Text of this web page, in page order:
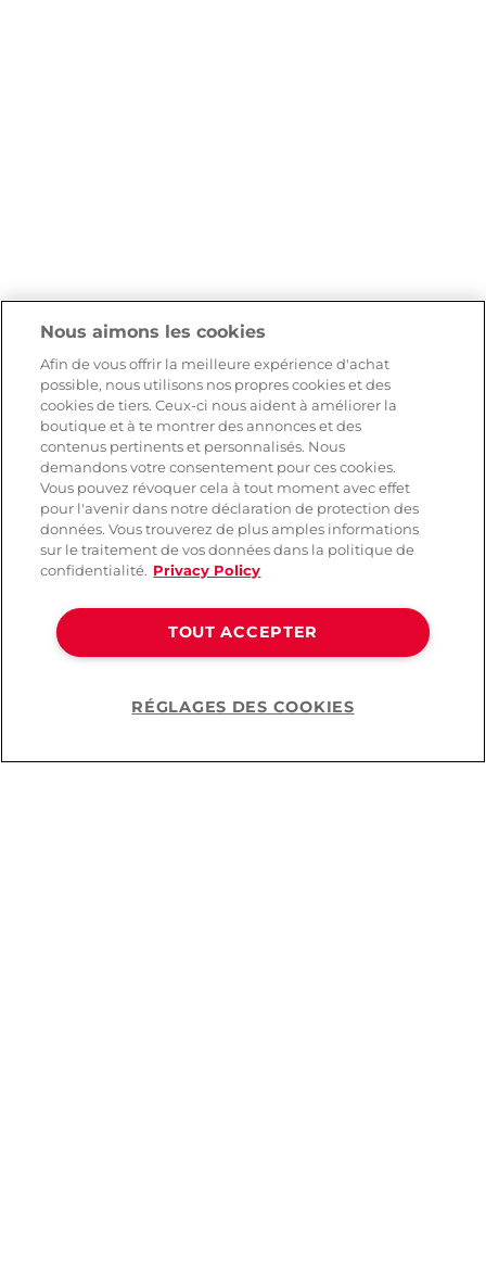
Nous aimons les cookies
Afin de vous offrir la meilleure expérience d'achat
possible, nous utilisons nos propres cookies et des
cookies de tiers. Ceux-ci nous aident à améliorer la
boutique et à te montrer des annonces et des
contenus pertinents et personnalisés. Nous
demandons votre consentement pour ces cookies.
Vous pouvez révoquer cela à tout moment avec effet
pour l'avenir dans notre déclaration de protection des
données. Vous trouverez de plus amples informations
sur le traitement de vos données dans la politique de
confidentialité. Privacy Policy
TOUT ACCEPTER
RÉGLAGES DES COOKIES